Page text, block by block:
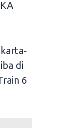
di
6